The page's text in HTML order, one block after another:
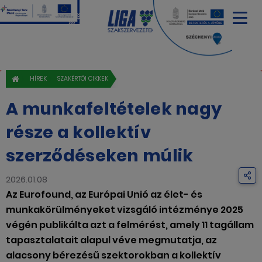
HÍREK SZAKÉRTŐI CIKKEK
A munkafeltételek nagy
része a kollektív
szerződéseken múlik
2026.01.08
Az Eurofound, az Európai Unió az élet- és
munkakörülményeket vizsgáló intézménye 2025
végén publikálta azt a felmérést, amely 11 tagállam
tapasztalatait alapul véve megmutatja, az
alacsony bérezésű szektorokban a kollektív